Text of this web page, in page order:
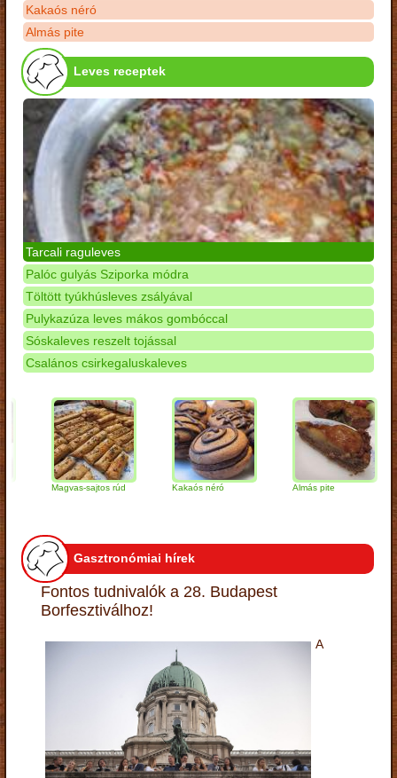
Kakaós néró
Almás pite
Leves receptek
Tarcali raguleves
Palóc gulyás Sziporka módra
Töltött tyúkhúsleves zsályával
Pulykazúza leves mákos gombóccal
Sóskaleves reszelt tojással
Csalános csirkegaluskaleves
Magvas-sajtos rúd Kakaós néró Almás pite
Gasztronómiai hírek
Fontos tudnivalók a 28. Budapest
Borfesztiválhoz!
A